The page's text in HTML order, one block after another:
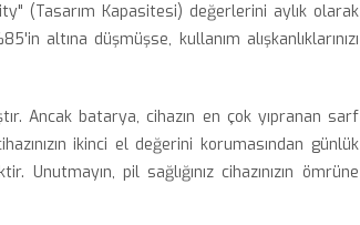
(Tasarım Kapasitesi) değerlerini aylık olarak
altına düşmüşse, kullanım alışkanlıklarınızı
Ancak batarya, cihazın en çok yıpranan sarf
ikinci el değerini korumasından günlük
pil sağlığınız cihazınızın ömrüne